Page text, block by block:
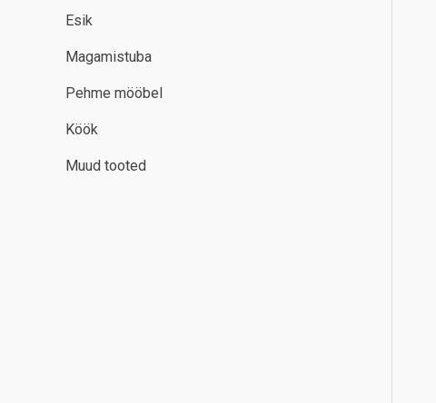
Esik
Magamistuba
Pehme mööbel
Köök
Muud tooted